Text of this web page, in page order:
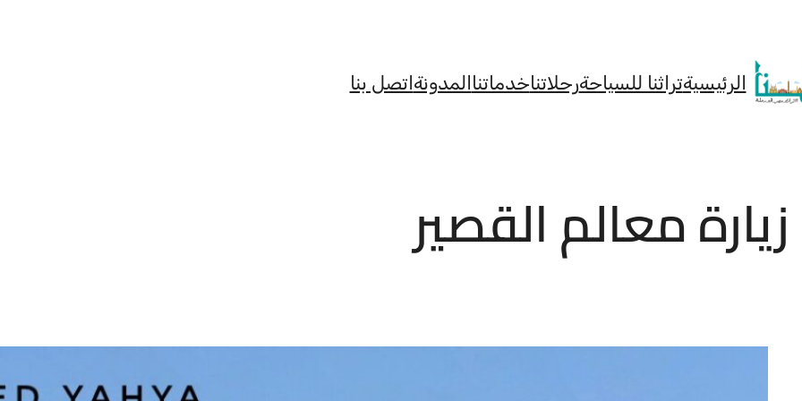
الرئيسيةتراثنا للسياحةرحلاتناخدماتناالمدونةاتصل بنا
زيارة معالم القصير